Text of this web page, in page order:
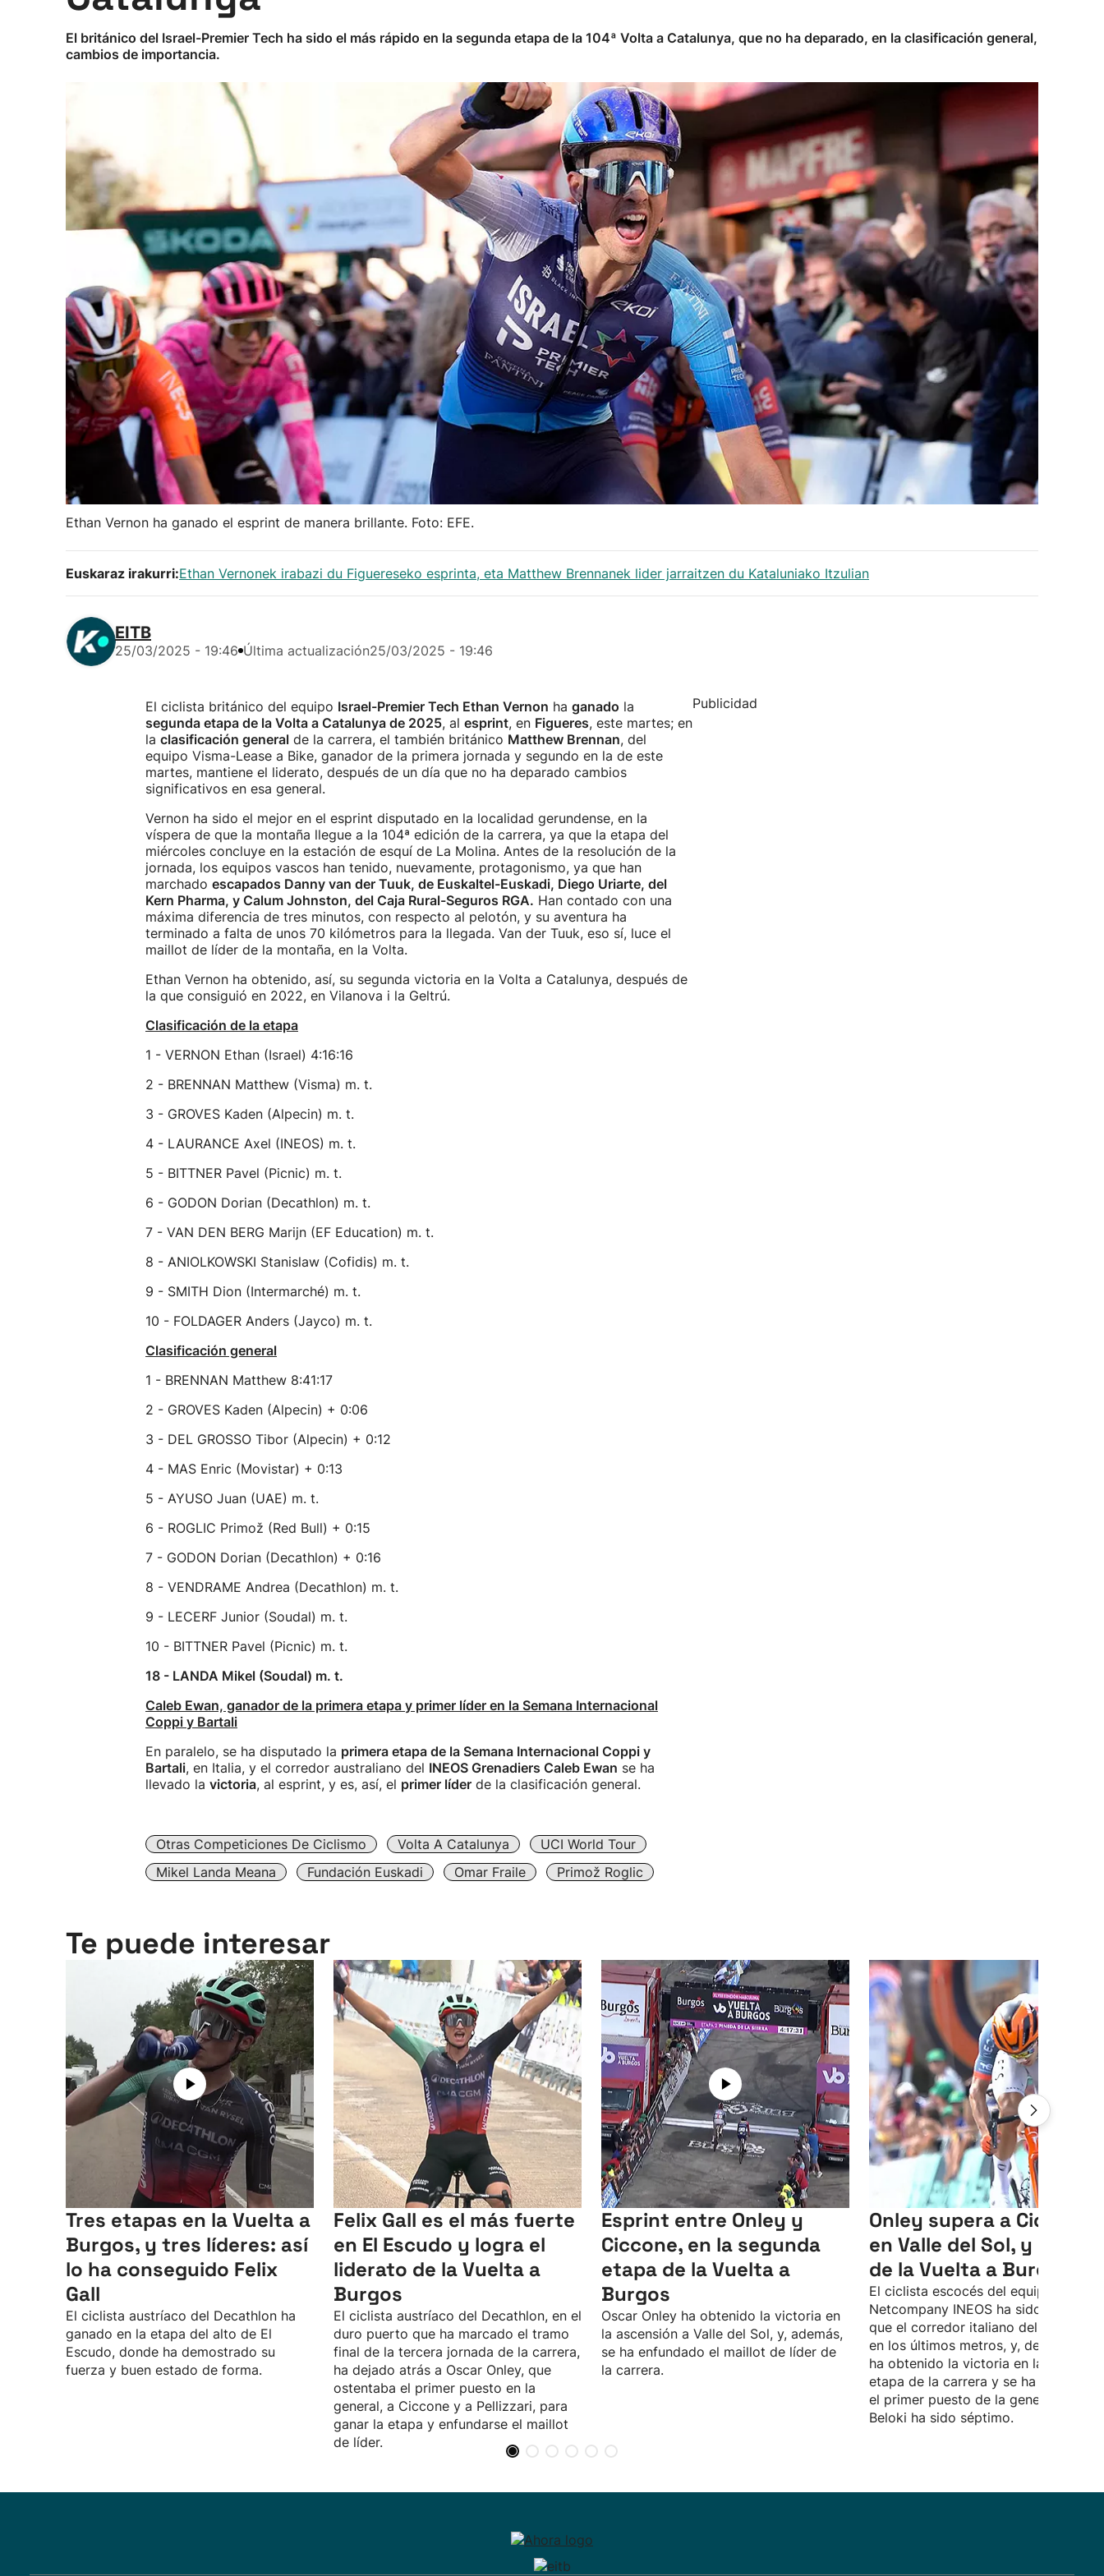
El británico del Israel-Premier Tech ha sido el más rápido en la segunda etapa de la 104ª Volta a Catalunya, que no ha deparado, en la clasificación general,
cambios de importancia.
Ethan Vernon ha ganado el esprint de manera brillante. Foto: EFE.
Euskaraz irakurri:Ethan Vernonek irabazi du Figuereseko esprinta, eta Matthew Brennanek lider jarraitzen du Kataluniako Itzulian
EITB
25/03/2025 - 19:46 Última actualización25/03/2025 - 19:46
El ciclista británico del equipo Israel-Premier Tech Ethan Vernon ha ganado la
segunda etapa de la Volta a Catalunya de 2025, al esprint, en Figueres, este martes; en
la clasificación general de la carrera, el también británico Matthew Brennan, del
equipo Visma-Lease a Bike, ganador de la primera jornada y segundo en la de este
martes, mantiene el liderato, después de un día que no ha deparado cambios
significativos en esa general.
Vernon ha sido el mejor en el esprint disputado en la localidad gerundense, en la
víspera de que la montaña llegue a la 104ª edición de la carrera, ya que la etapa del
miércoles concluye en la estación de esquí de La Molina. Antes de la resolución de la
jornada, los equipos vascos han tenido, nuevamente, protagonismo, ya que han
marchado escapados Danny van der Tuuk, de Euskaltel-Euskadi, Diego Uriarte, del
Kern Pharma, y Calum Johnston, del Caja Rural-Seguros RGA. Han contado con una
máxima diferencia de tres minutos, con respecto al pelotón, y su aventura ha
terminado a falta de unos 70 kilómetros para la llegada. Van der Tuuk, eso sí, luce el
maillot de líder de la montaña, en la Volta.
Ethan Vernon ha obtenido, así, su segunda victoria en la Volta a Catalunya, después de
la que consiguió en 2022, en Vilanova i la Geltrú.
Clasificación de la etapa
1 - VERNON Ethan (Israel) 4:16:16
2 - BRENNAN Matthew (Visma) m. t.
3 - GROVES Kaden (Alpecin) m. t.
4 - LAURANCE Axel (INEOS) m. t.
5 - BITTNER Pavel (Picnic) m. t.
6 - GODON Dorian (Decathlon) m. t.
7 - VAN DEN BERG Marijn (EF Education) m. t.
8 - ANIOLKOWSKI Stanislaw (Cofidis) m. t.
9 - SMITH Dion (Intermarché) m. t.
10 - FOLDAGER Anders (Jayco) m. t.
Clasificación general
1 - BRENNAN Matthew 8:41:17
2 - GROVES Kaden (Alpecin) + 0:06
3 - DEL GROSSO Tibor (Alpecin) + 0:12
4 - MAS Enric (Movistar) + 0:13
5 - AYUSO Juan (UAE) m. t.
6 - ROGLIC Primož (Red Bull) + 0:15
7 - GODON Dorian (Decathlon) + 0:16
8 - VENDRAME Andrea (Decathlon) m. t.
9 - LECERF Junior (Soudal) m. t.
10 - BITTNER Pavel (Picnic) m. t.
18 - LANDA Mikel (Soudal) m. t.
Caleb Ewan, ganador de la primera etapa y primer líder en la Semana Internacional
Coppi y Bartali
En paralelo, se ha disputado la primera etapa de la Semana Internacional Coppi y
Bartali, en Italia, y el corredor australiano del INEOS Grenadiers Caleb Ewan se ha
llevado la victoria, al esprint, y es, así, el primer líder de la clasificación general.
Otras Competiciones De Ciclismo Volta A Catalunya
UCI World Tour
Mikel Landa Meana
Fundación Euskadi Omar Fraile Primož Roglic
Publicidad
Te puede interesar
Tres etapas en la Vuelta a
Burgos, y tres líderes: así
lo ha conseguido Felix
Gall
El ciclista austríaco del Decathlon ha
ganado en la etapa del alto de El
Escudo, donde ha demostrado su
fuerza y buen estado de forma.
Felix Gall es el más fuerte
en El Escudo y logra el
liderato de la Vuelta a
Burgos
El ciclista austríaco del Decathlon, en el
duro puerto que ha marcado el tramo
final de la tercera jornada de la carrera,
ha dejado atrás a Oscar Onley, que
ostentaba el primer puesto en la
general, a Ciccone y a Pellizzari, para
ganar la etapa y enfundarse el maillot
de líder.
Esprint entre Onley y
Ciccone, en la segunda
etapa de la Vuelta a
Burgos
Oscar Onley ha obtenido la victoria en
la ascensión a Valle del Sol, y, además,
se ha enfundado el maillot de líder de
la carrera.
Onley supera a Ciccone
en Valle del Sol, y es
de la Vuelta a Burgos
El ciclista escocés del equipo
Netcompany INEOS ha sido más
que el corredor italiano del Lidl-Trek,
en los últimos metros, y, de esta
ha obtenido la victoria en la segunda
etapa de la carrera y se ha situado en
el primer puesto de la general. Markel
Beloki ha sido séptimo.